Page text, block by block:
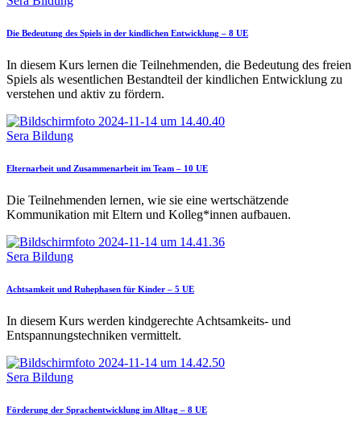
Die Bedeutung des Spiels in der kindlichen Entwicklung – 8 UE
In diesem Kurs lernen die Teilnehmenden, die Bedeutung des freien
Spiels als wesentlichen Bestandteil der kindlichen Entwicklung zu
verstehen und aktiv zu fördern.
Sera Bildung
Elternarbeit und Zusammenarbeit im Team – 10 UE
Die Teilnehmenden lernen, wie sie eine wertschätzende
Kommunikation mit Eltern und Kolleg*innen aufbauen.
Sera Bildung
Achtsamkeit und Ruhephasen für Kinder – 5 UE
In diesem Kurs werden kindgerechte Achtsamkeits- und
Entspannungstechniken vermittelt.
Sera Bildung
Förderung der Sprachentwicklung im Alltag – 8 UE